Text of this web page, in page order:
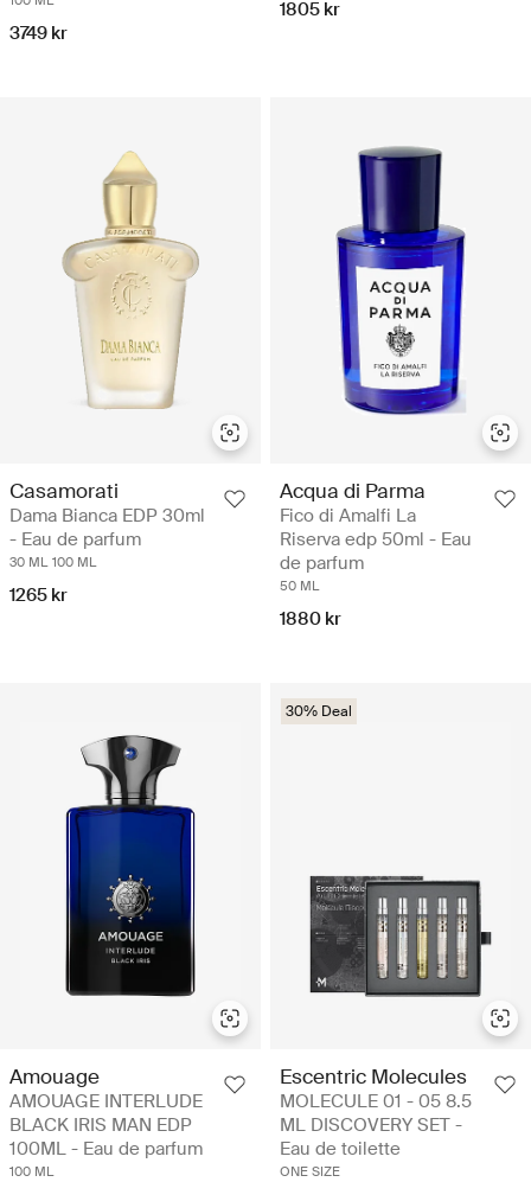
3749 kr
1805 kr
Casamorati
Dama Bianca EDP 30ml
- Eau de parfum
30 ML 100 ML
1265 kr
Acqua di Parma
Fico di Amalfi La
Riserva edp 50ml - Eau
de parfum
50 ML
1880 kr
Amouage
AMOUAGE INTERLUDE
BLACK IRIS MAN EDP
100ML - Eau de parfum
100 ML
30% Deal
Escentric Molecules
MOLECULE 01 - 05 8.5
ML DISCOVERY SET -
Eau de toilette
ONE SIZE